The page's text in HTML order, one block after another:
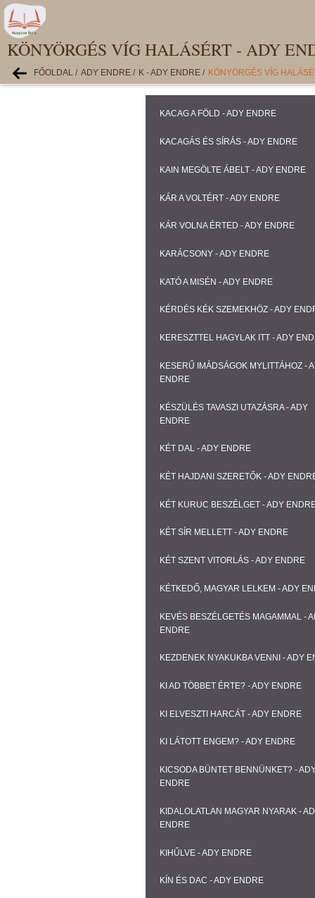
KÖNYÖRGÉS VÍG HALÁSÉRT - ADY
FŐOLDAL / ADY ENDRE / K - ADY ENDRE / KÖNYÖRGÉS VÍG
KACAG A FÖLD - ADY ENDRE
KACAGÁS ÉS SÍRÁS - ADY ENDRE
KAIN MEGÖLTE ÁBELT - ADY ENDRE
KÁR A VOLTÉRT - ADY ENDRE
KÁR VOLNA ÉRTED - ADY ENDRE
KARÁCSONY - ADY ENDRE
KATÓ A MISÉN - ADY ENDRE
KÉRDÉS KÉK SZEMEKHÖZ - ADY
KERESZTTEL HAGYLAK ITT - ADY
KESERŰ IMÁDSÁGOK MYLITTÁHOZ -
ENDRE
KÉSZÜLÉS TAVASZI UTAZÁSRA - ADY
ENDRE
KÉT DAL - ADY ENDRE
KÉT HAJDANI SZERETŐK - ADY
KÉT KURUC BESZÉLGET - ADY
KÉT SÍR MELLETT - ADY ENDRE
KÉT SZENT VITORLÁS - ADY ENDRE
KÉTKEDŐ, MAGYAR LELKEM - ADY
KEVÉS BESZÉLGETÉS MAGAMMAL -
ENDRE
KEZDENEK NYAKUKBA VENNI - ADY
KI AD TÖBBET ÉRTE? - ADY ENDRE
KI ELVESZTI HARCÁT - ADY ENDRE
KI LÁTOTT ENGEM? - ADY ENDRE
KICSODA BÜNTET BENNÜNKET? -
ENDRE
KIDALOLATLAN MAGYAR NYARAK -
ENDRE
KIHŰLVE - ADY ENDRE
KÍN ÉS DAC - ADY ENDRE